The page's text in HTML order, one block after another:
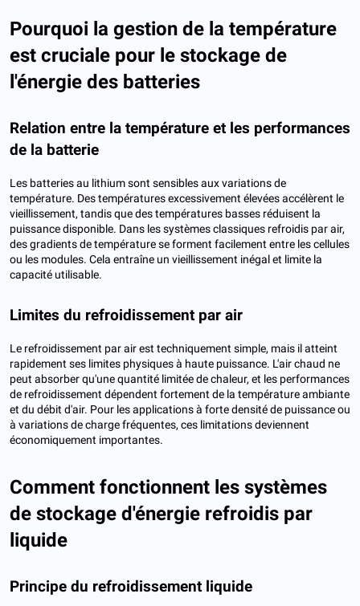
Pourquoi la gestion de la température
est cruciale pour le stockage de
l'énergie des batteries
Relation entre la température et les performances
de la batterie
Les batteries au lithium sont sensibles aux variations de
température. Des températures excessivement élevées accélèrent le
vieillissement, tandis que des températures basses réduisent la
puissance disponible. Dans les systèmes classiques refroidis par air,
des gradients de température se forment facilement entre les cellules
ou les modules. Cela entraîne un vieillissement inégal et limite la
capacité utilisable.
Limites du refroidissement par air
Le refroidissement par air est techniquement simple, mais il atteint
rapidement ses limites physiques à haute puissance. L'air chaud ne
peut absorber qu'une quantité limitée de chaleur, et les performances
de refroidissement dépendent fortement de la température ambiante
et du débit d'air. Pour les applications à forte densité de puissance ou
à variations de charge fréquentes, ces limitations deviennent
économiquement importantes.
Comment fonctionnent les systèmes
de stockage d'énergie refroidis par
liquide
Principe du refroidissement liquide